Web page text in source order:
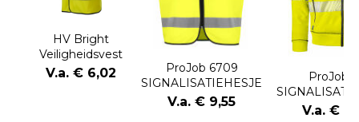
HV Bright
Veiligheidsvest
uniseks
V.a. € 6,02
ProJob 6709
SIGNALISATIEHESJE
EN ISO 20471
KLASSE 2
V.a. € 9,55
ProJob
GEVOERD
V.a. €